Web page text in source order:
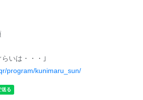
らいは・・・｣
program/kunimaru_sun/